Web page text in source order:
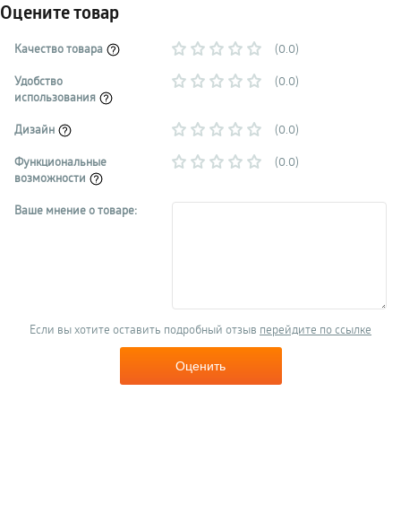
Оцените товар
Качество товара
(0.0)
Удобство
использования
(0.0)
Дизайн
(0.0)
Функциональные
возможности
(0.0)
Ваше мнение о товаре:
Если вы хотите оставить подробный отзыв перейдите по ссылке
Оценить